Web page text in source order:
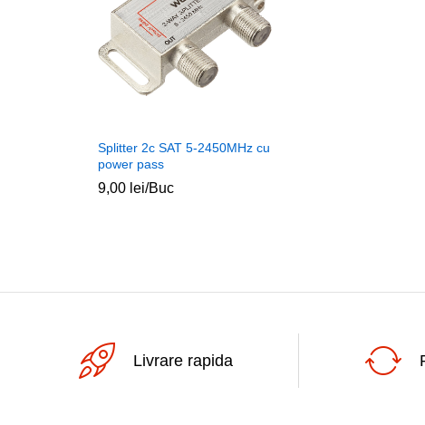
Splitter 2c SAT 5-2450MHz cu
power pass
9,00 lei/Buc
Livrare rapida